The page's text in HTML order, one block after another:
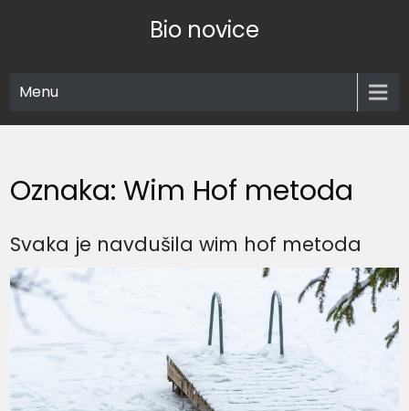
Bio novice
Menu
Oznaka:Wim Hof metoda
Svaka je navdušila wim hof metoda